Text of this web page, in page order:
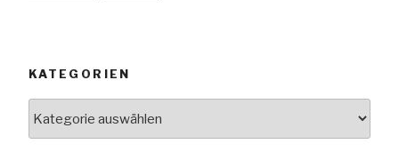
KATEGORIEN